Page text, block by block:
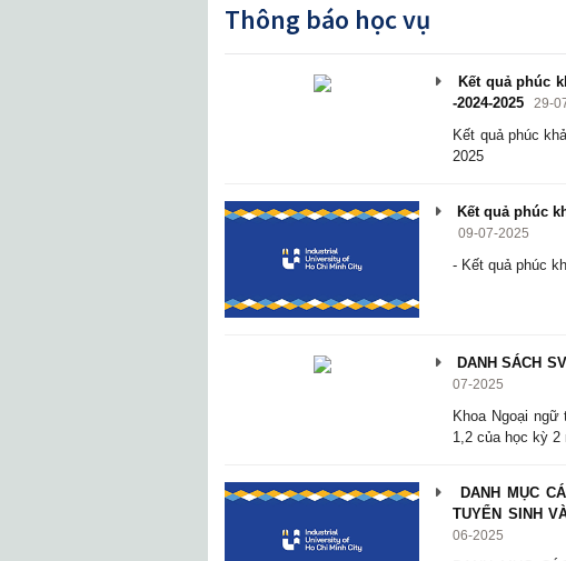
Thông báo học vụ
Kết quả phúc
-2024-2025
29-
Kết quả phúc
2025
Kết quả phúc
09-07-2025
- Kết quả phúc
DANH SÁCH
07-2025
Khoa Ngoại ngữ
1,2 của học kỳ 2
DANH MỤC
TUYỂN SINH
06-2025